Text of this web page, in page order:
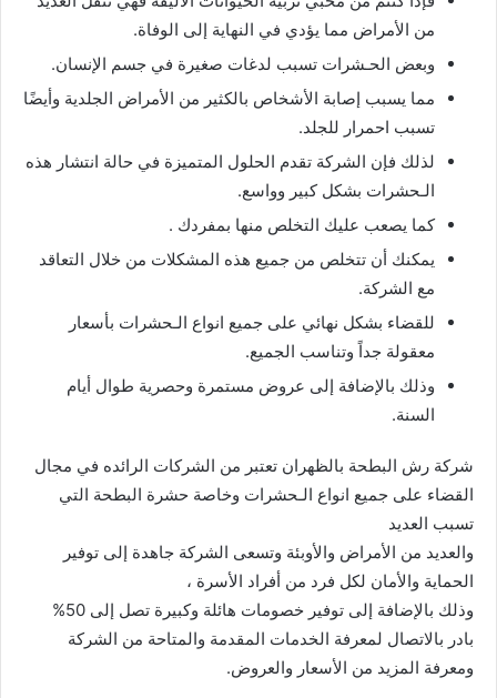
من الأمراض مما يؤدي في النهاية إلى الوفاة.
وبعض الحـشرات تسبب لدغات صغيرة في جسم الإنسان.
مما يسبب إصابة الأشخاص بالكثير من الأمراض الجلدية وأيضًا
تسبب احمرار للجلد.
لذلك فإن الشركة تقدم الحلول المتميزة في حالة انتشار هذه
الـحشرات بشكل كبير وواسع.
كما يصعب عليك التخلص منها بمفردك .
يمكنك أن تتخلص من جميع هذه المشكلات من خلال التعاقد
مع الشركة.
للقضاء بشكل نهائي على جميع انواع الـحشرات بأسعار
معقولة جداً وتناسب الجميع.
وذلك بالإضافة إلى عروض مستمرة وحصرية طوال أيام
السنة.
شركة رش البطحة بالظهران تعتبر من الشركات الرائده في مجال
القضاء على جميع انواع الـحشرات وخاصة حشرة البطحة التي
تسبب العديد
والعديد من الأمراض والأوبئة وتسعى الشركة جاهدة إلى توفير
الحماية والأمان لكل فرد من أفراد الأسرة ،
وذلك بالإضافة إلى توفير خصومات هائلة وكبيرة تصل إلى 50%
بادر بالاتصال لمعرفة الخدمات المقدمة والمتاحة من الشركة
ومعرفة المزيد من الأسعار والعروض.